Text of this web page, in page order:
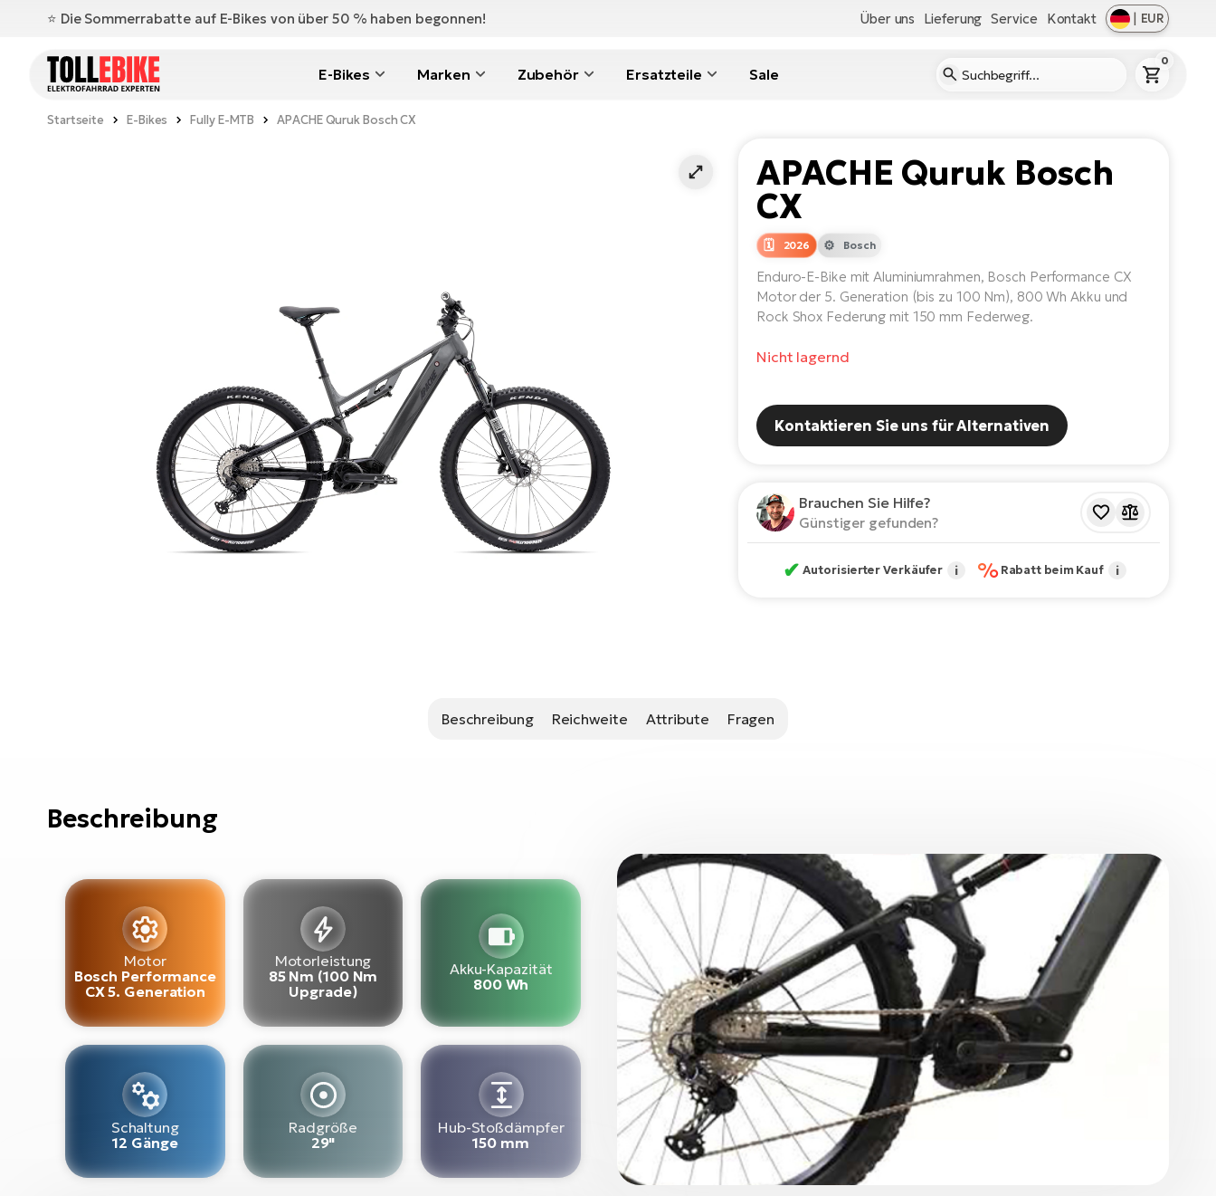
⭐️ Die Sommerrabatte auf E-Bikes von über 50 % haben begonnen! Über uns Lieferung Service Kontakt | EUR
E-Bikes Marken Zubehör Ersatzteile Sale
0
Startseite E-Bikes Fully E-MTB APACHE Quruk Bosch CX
APACHE Quruk Bosch
CX
2026 Bosch
Enduro-E-Bike mit Aluminiumrahmen, Bosch Performance CX
Motor der 5. Generation (bis zu 100 Nm), 800 Wh Akku und
Rock Shox Federung mit 150 mm Federweg.
Nicht lagernd
Kontaktieren Sie uns für Alternativen
Brauchen Sie Hilfe?
Günstiger gefunden?
✔ Autorisierter Verkäufer i %Rabatt beim Kauf i
Beschreibung Reichweite Attribute Fragen
Beschreibung
Motor
Bosch Performance
CX 5. Generation
Motorleistung
85 Nm (100 Nm
Upgrade)
Akku-Kapazität
800 Wh
Schaltung
12 Gänge
Radgröße
29"
Hub-Stoßdämpfer
150 mm